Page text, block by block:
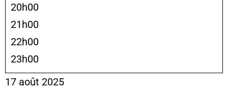
20h00
21h00
22h00
23h00
17 août 2025